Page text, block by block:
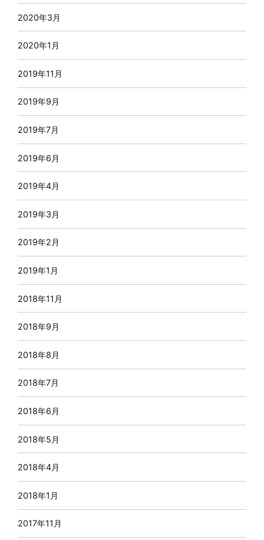
2020年3月
2020年1月
2019年11月
2019年9月
2019年7月
2019年6月
2019年4月
2019年3月
2019年2月
2019年1月
2018年11月
2018年9月
2018年8月
2018年7月
2018年6月
2018年5月
2018年4月
2018年1月
2017年11月